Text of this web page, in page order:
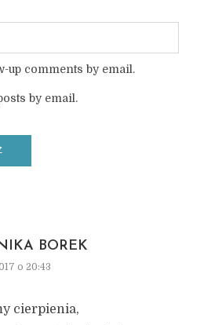
up comments by email.
by email.
BOREK
o 20:43
cierpienia,